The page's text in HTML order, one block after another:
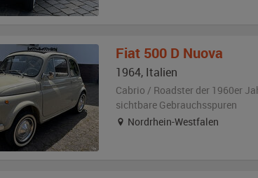
Fiat 500 D Nuova
1964, Italien
Cabrio / Roadster der 1960er
sichtbare Gebrauchsspuren
Nordrhein-Westfalen